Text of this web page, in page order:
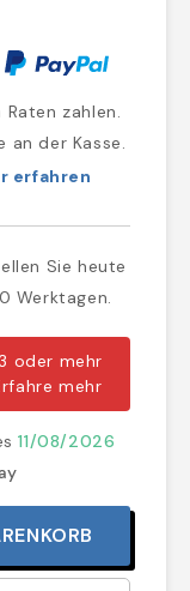
zahlen.
an der Kasse.
erfahren
Sie heute
Werktagen.
oder mehr
mehr
11/08/2026